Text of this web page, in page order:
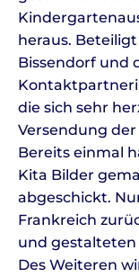
heraus.
Bissendorf und
die sich sehr
Versendung
Bereits einmal
Kita Bilder
abgeschickt.
Frankreich
und
Des Weiteren